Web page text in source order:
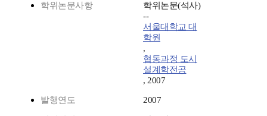
학위논문사항
학위논문(석사)
--
서울대학교 대
학원
,
협동과정 도시
설계학전공
, 2007
발행연도 2007